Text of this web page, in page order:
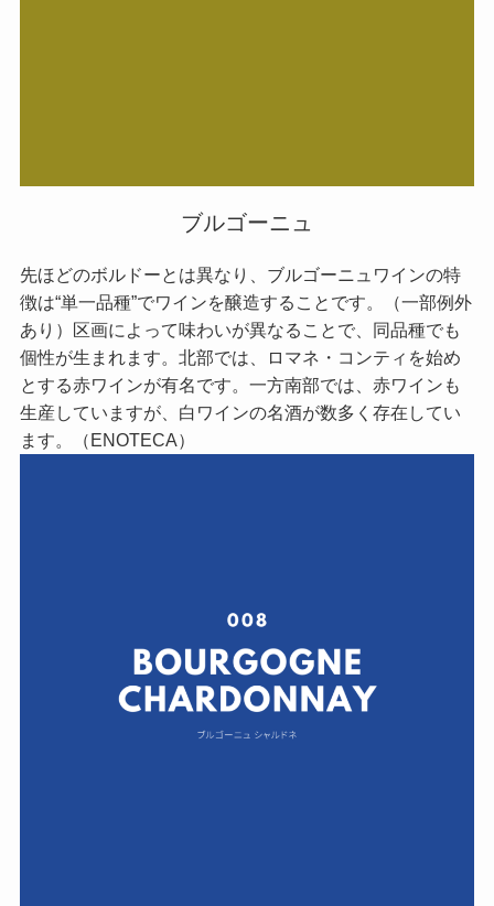
ブルゴーニュ
先ほどのボルドーとは異なり、ブルゴーニュワインの特
徴は“単一品種”でワインを醸造することです。（一部例外
あり）区画によって味わいが異なることで、同品種でも
個性が生まれます。北部では、ロマネ・コンティを始め
とする赤ワインが有名です。一方南部では、赤ワインも
生産していますが、白ワインの名酒が数多く存在してい
ます。（ENOTECA）